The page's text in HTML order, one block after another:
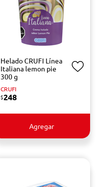
Helado CRUFI Línea
Italiana lemon pie
300 g
CRUFI
$248
Agregar